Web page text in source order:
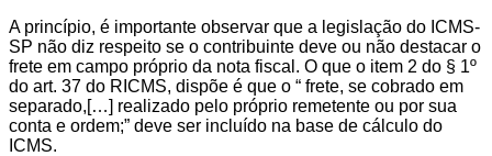
A princípio, é importante observar que a legislação do ICMS-
SP não diz respeito se o contribuinte deve ou não destacar o
frete em campo próprio da nota fiscal. O que o item 2 do § 1º
do art. 37 do RICMS, dispõe é que o “ frete, se cobrado em
separado,[…] realizado pelo próprio remetente ou por sua
conta e ordem;” deve ser incluído na base de cálculo do
ICMS.